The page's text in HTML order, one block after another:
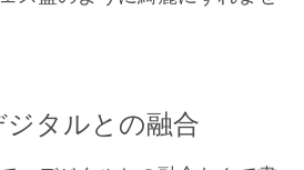
タルとの融合